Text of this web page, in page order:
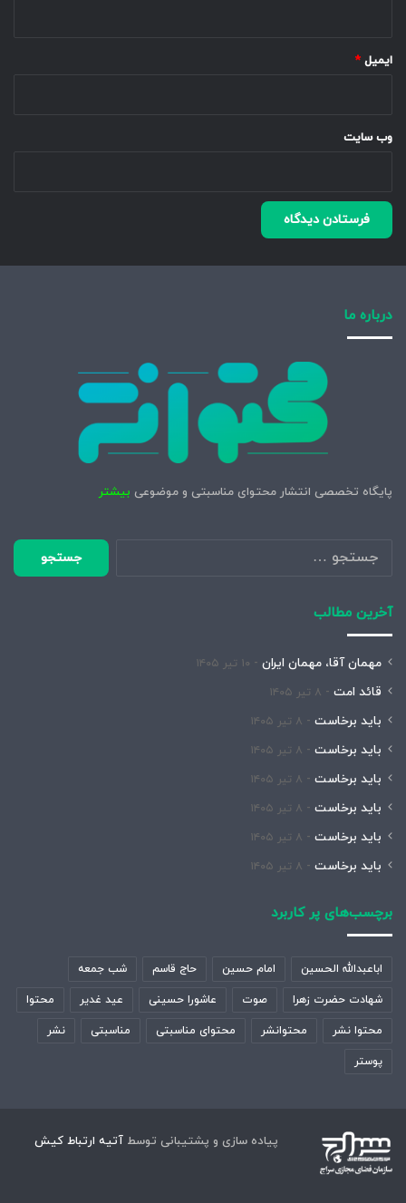
ایمیل *
وب‌ سایت
درباره ما
پایگاه تخصصی انتشار محتوای مناسبتی و موضوعی بیشتر
جستجو
برای:
آخرین مطالب
مهمان آقا، مهمان ایران ۱۰ تیر ۱۴۰۵
قائد امت ۸ تیر ۱۴۰۵
باید برخاست ۸ تیر ۱۴۰۵
باید برخاست ۸ تیر ۱۴۰۵
باید برخاست ۸ تیر ۱۴۰۵
باید برخاست ۸ تیر ۱۴۰۵
باید برخاست ۸ تیر ۱۴۰۵
باید برخاست ۸ تیر ۱۴۰۵
برچسب‌های پر کاربرد
اباعبدالله الحسین امام حسین حاج قاسم شب جمعه
شهادت حضرت زهرا صوت عاشورا حسینی عید غدیر محتوا
محتوا نشر محتوانشر محتوای مناسبتی مناسبتی نشر
پوستر
پیاده سازی و پشتیبانی توسط آتیه ارتباط کیش